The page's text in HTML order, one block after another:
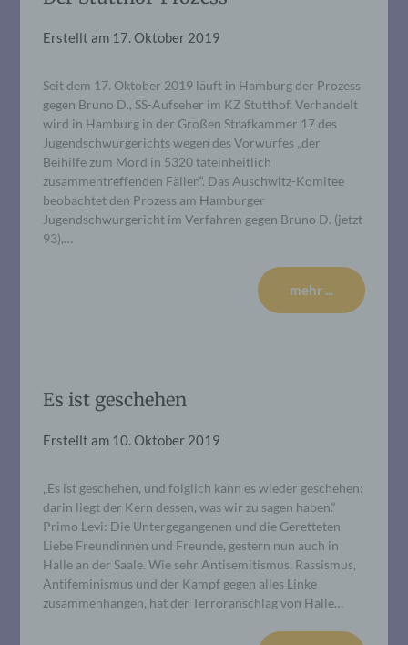
Erstellt am 17. Oktober 2019
Seit dem 17. Oktober 2019 läuft in Hamburg der Prozess
gegen Bruno D., SS-Aufseher im KZ Stutthof. Verhandelt
wird in Hamburg in der Großen Strafkammer 17 des
Jugendschwurgerichts wegen des Vorwurfes „der
Beihilfe zum Mord in 5320 tateinheitlich
zusammentreffenden Fällen“. Das Auschwitz-Komitee
beobachtet den Prozess am Hamburger
Jugendschwurgericht im Verfahren gegen Bruno D. (jetzt
93),…
mehr ...
Es ist geschehen
Erstellt am 10. Oktober 2019
„Es ist geschehen, und folglich kann es wieder geschehen:
darin liegt der Kern dessen, was wir zu sagen haben.“
Primo Levi: Die Untergegangenen und die Geretteten
Liebe Freundinnen und Freunde, gestern nun auch in
Halle an der Saale. Wie sehr Antisemitismus, Rassismus,
Antifeminismus und der Kampf gegen alles Linke
zusammenhängen, hat der Terroranschlag von Halle…